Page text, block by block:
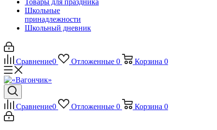
Школьные
принадлежности
Школьный дневник
Сравнение0 Отложенные 0 Корзина 0
Сравнение0 Отложенные 0 Корзина 0